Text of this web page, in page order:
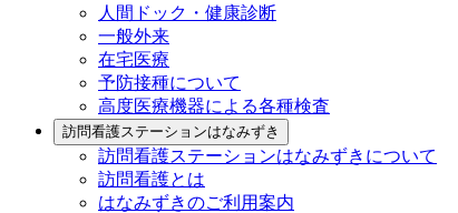
人間ドック・健康診断
一般外来
在宅医療
予防接種について
高度医療機器による各種検査
訪問看護ステーションはなみずき
訪問看護ステーションはなみずきについて
訪問看護とは
はなみずきのご利用案内